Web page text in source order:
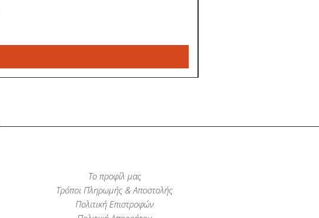
Το προφίλ μας
Τρόποι Πληρωμής & Αποστολής
Πολιτική Επιστροφών